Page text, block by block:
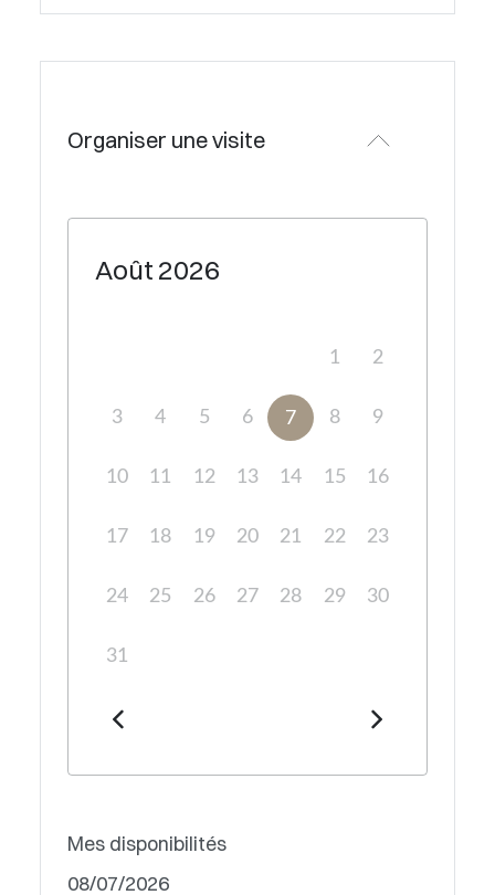
Organiser une visite
Août 2026
1 2
3 4 5 6 7 8 9
10 11 12 13 14 15 16
17 18 19 20 21 22 23
24 25 26 27 28 29 30
31
Mes disponibilités
08/07/2026